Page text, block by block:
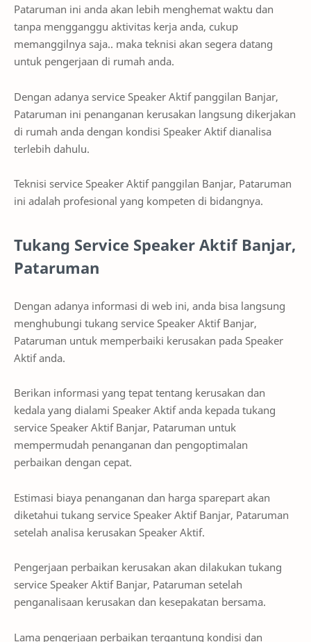
Pataruman ini anda akan lebih menghemat waktu dan
tanpa mengganggu aktivitas kerja anda, cukup
memanggilnya saja.. maka teknisi akan segera datang
untuk pengerjaan di rumah anda.
Dengan adanya service Speaker Aktif panggilan Banjar,
Pataruman ini penanganan kerusakan langsung dikerjakan
di rumah anda dengan kondisi Speaker Aktif dianalisa
terlebih dahulu.
Teknisi service Speaker Aktif panggilan Banjar, Pataruman
ini adalah profesional yang kompeten di bidangnya.
Tukang Service Speaker Aktif Banjar,
Pataruman
Dengan adanya informasi di web ini, anda bisa langsung
menghubungi tukang service Speaker Aktif Banjar,
Pataruman untuk memperbaiki kerusakan pada Speaker
Aktif anda.
Berikan informasi yang tepat tentang kerusakan dan
kedala yang dialami Speaker Aktif anda kepada tukang
service Speaker Aktif Banjar, Pataruman untuk
mempermudah penanganan dan pengoptimalan
perbaikan dengan cepat.
Estimasi biaya penanganan dan harga sparepart akan
diketahui tukang service Speaker Aktif Banjar, Pataruman
setelah analisa kerusakan Speaker Aktif.
Pengerjaan perbaikan kerusakan akan dilakukan tukang
service Speaker Aktif Banjar, Pataruman setelah
penganalisaan kerusakan dan kesepakatan bersama.
Lama pengerjaan perbaikan tergantung kondisi dan